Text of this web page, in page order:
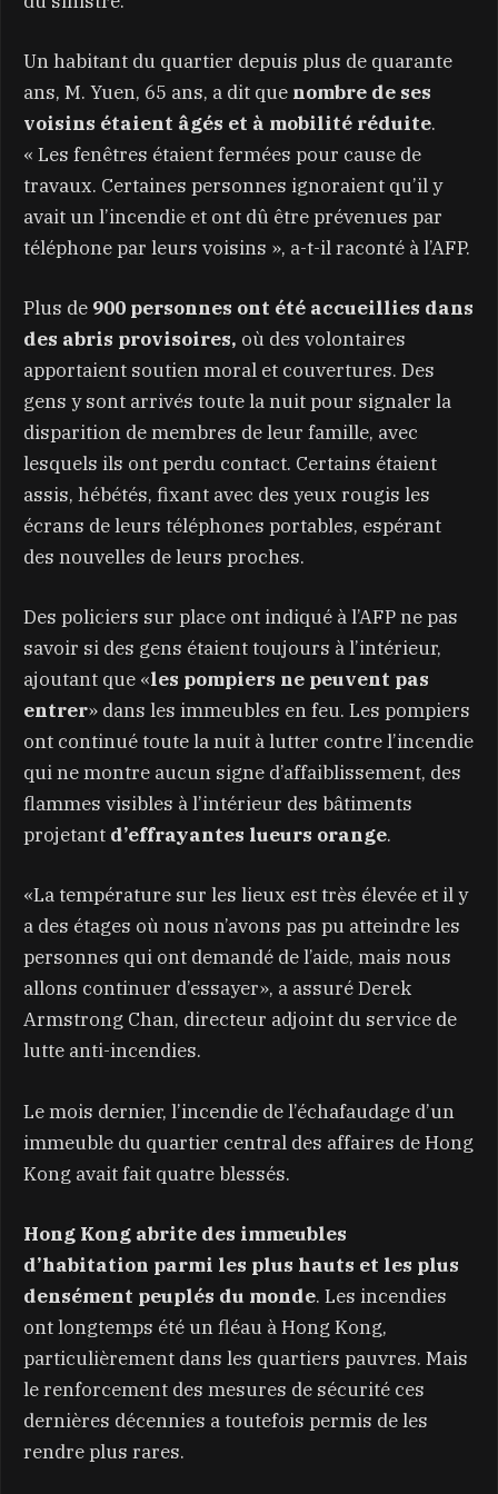
Un habitant du quartier depuis plus de quarante
ans, M. Yuen, 65 ans, a dit que nombre de ses
voisins étaient âgés et à mobilité réduite.
« Les fenêtres étaient fermées pour cause de
travaux. Certaines personnes ignoraient qu’il y
avait un l’incendie et ont dû être prévenues par
téléphone par leurs voisins », a-t-il raconté à l’AFP.
Plus de 900 personnes ont été accueillies dans
des abris provisoires, où des volontaires
apportaient soutien moral et couvertures. Des
gens y sont arrivés toute la nuit pour signaler la
disparition de membres de leur famille, avec
lesquels ils ont perdu contact. Certains étaient
assis, hébétés, fixant avec des yeux rougis les
écrans de leurs téléphones portables, espérant
des nouvelles de leurs proches.
Des policiers sur place ont indiqué à l’AFP ne pas
savoir si des gens étaient toujours à l’intérieur,
ajoutant que «les pompiers ne peuvent pas
entrer» dans les immeubles en feu. Les pompiers
ont continué toute la nuit à lutter contre l’incendie
qui ne montre aucun signe d’affaiblissement, des
flammes visibles à l’intérieur des bâtiments
projetant d’effrayantes lueurs orange.
«La température sur les lieux est très élevée et il y
a des étages où nous n’avons pas pu atteindre les
personnes qui ont demandé de l’aide, mais nous
allons continuer d’essayer», a assuré Derek
Armstrong Chan, directeur adjoint du service de
lutte anti-incendies.
Le mois dernier, l’incendie de l’échafaudage d’un
immeuble du quartier central des affaires de Hong
Kong avait fait quatre blessés.
Hong Kong abrite des immeubles
d’habitation parmi les plus hauts et les plus
densément peuplés du monde. Les incendies
ont longtemps été un fléau à Hong Kong,
particulièrement dans les quartiers pauvres. Mais
le renforcement des mesures de sécurité ces
dernières décennies a toutefois permis de les
rendre plus rares.